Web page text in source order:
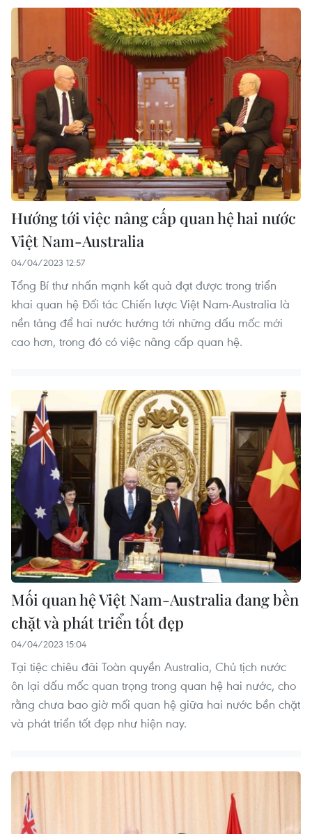
Hướng tới việc nâng cấp quan hệ hai nước
Việt Nam-Australia
04/04/2023 12:57
Tổng Bí thư nhấn mạnh kết quả đạt được trong triển
khai quan hệ Đối tác Chiến lược Việt Nam-Australia là
nền tảng để hai nước hướng tới những dấu mốc mới
cao hơn, trong đó có việc nâng cấp quan hệ.
Mối quan hệ Việt Nam-Australia đang bền
chặt và phát triển tốt đẹp
04/04/2023 15:04
Tại tiệc chiêu đãi Toàn quyền Australia, Chủ tịch nước
ôn lại dấu mốc quan trọng trong quan hệ hai nước, cho
rằng chưa bao giờ mối quan hệ giữa hai nước bền chặt
và phát triển tốt đẹp như hiện nay.